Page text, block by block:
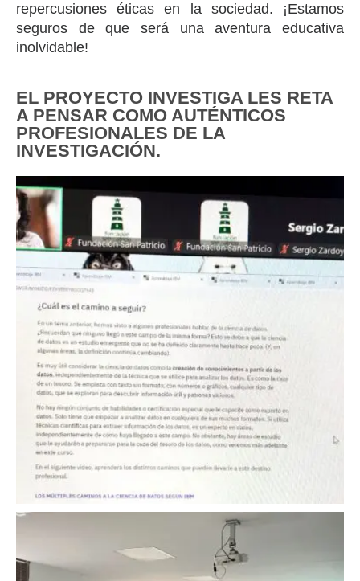
repercusiones éticas en la sociedad. ¡Estamos
seguros de que será una aventura educativa
inolvidable!
EL PROYECTO INVESTIGA LES RETA
A PENSAR COMO AUTÉNTICOS
PROFESIONALES DE LA
INVESTIGACIÓN.